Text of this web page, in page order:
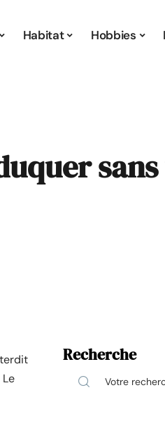
Habitat Hobbies
Recherche